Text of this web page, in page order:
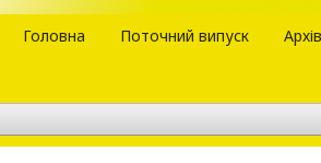
Головна Поточний випуск